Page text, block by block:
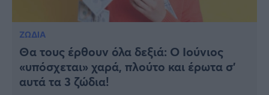
ΖΩΔΙΑ
Θα τους έρθουν όλα δεξιά: O Ioύνιος
«υπόσχεται» χαρά, πλούτο και έρωτα σ’
αυτά τα 3 ζώδια!